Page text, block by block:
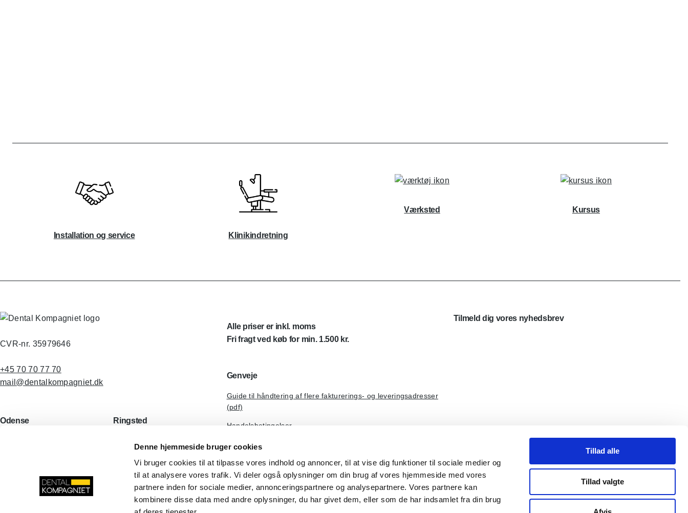
Denne hjemmeside bruger cookies
Vi bruger cookies til at tilpasse vores indhold og annoncer, til at vise dig funktioner til sociale medier og
til at analysere vores trafik. Vi deler også oplysninger om din brug af vores hjemmeside med vores
partnere inden for sociale medier, annonceringspartnere og analysepartnere. Vores partnere kan
kombinere disse data med andre oplysninger, du har givet dem, eller som de har indsamlet fra din brug
Tillad alle
Tillad valgte
Installation og service Klinikindretning
Værksted Kursus
CVR-nr. 35979646
+45 70 70 77 70
mail@dentalkompagniet.dk
Odense Ringsted
4100 Ringsted
Danmark
Instagram
Alle priser er inkl. moms
Fri fragt ved køb for min. 1.500 kr.
Genveje
Guide til håndtering af flere fakturerings- og leveringsadresser
(pdf)
Handelsbetingelser
Om Dental Kompagniet
Tilmeld dig vores nyhedsbrev